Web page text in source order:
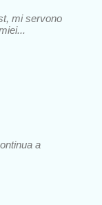
mi servono
a